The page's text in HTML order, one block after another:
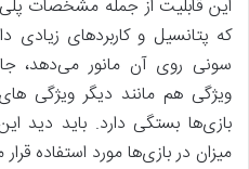
که پتانسیل و کاربردهای زیادی
سونی روی آن مانور می‌دهد،
بازی‌ها بستگی دارد. باید دید
میزان در بازی‌ها مورد استفاده